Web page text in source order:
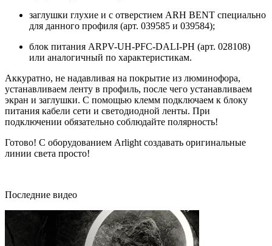
заглушки глухие и с отверстием ARH BENT специально
для данного профиля (арт. 039585 и 039584);
блок питания ARPV-UH-PFC-DALI-PH (арт. 028108)
или аналогичный по характеристикам.
Аккуратно, не надавливая на покрытие из люминофора,
устанавливаем ленту в профиль, после чего устанавливаем
экран и заглушки. С помощью клемм подключаем к блоку
питания кабели сети и светодиодной ленты. При
подключении обязательно соблюдайте полярность!
Готово! С оборудованием Arlight создавать оригинальные
линии света просто!
Последние видео